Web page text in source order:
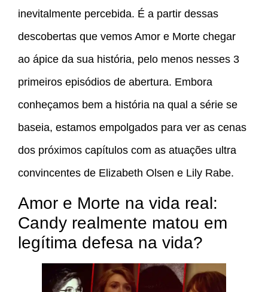
inevitalmente percebida. É a partir dessas
descobertas que vemos Amor e Morte chegar
ao ápice da sua história, pelo menos nesses 3
primeiros episódios de abertura. Embora
conheçamos bem a história na qual a série se
baseia, estamos empolgados para ver as cenas
dos próximos capítulos com as atuações ultra
convincentes de Elizabeth Olsen e Lily Rabe.
Amor e Morte na vida real:
Candy realmente matou em
legítima defesa na vida?